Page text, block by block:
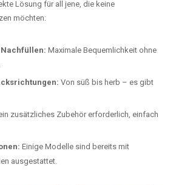
Lösung für all jene, die keine
möchten:
Maximale Bequemlichkeit ohne
Von süß bis herb – es gibt
zusätzliches Zubehör erforderlich, einfach
Einige Modelle sind bereits mit
ausgestattet.